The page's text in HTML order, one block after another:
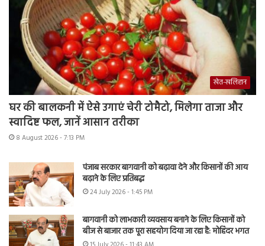
खेत-खलिहान
घर की बालकनी में ऐसे उगाएं चेरी टोमैटो, मिलेगा ताजा और
स्वादिष्ट फल, जानें आसान तरीका
8 August 2026 - 7:13 PM
पंजाब सरकार बागवानी को बढ़ावा देने और किसानों की आय
बढ़ाने के लिए प्रतिबद्ध
24 July 2026 - 1:45 PM
बागवानी को लाभकारी व्यवसाय बनाने के लिए किसानों को
बीज से बाजार तक पूरा सहयोग दिया जा रहा है: मोहिंदर भगत